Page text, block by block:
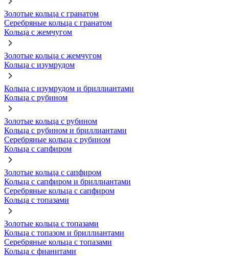
Золотые кольца с гранатом
Серебряные кольца с гранатом
Кольца с жемчугом
Золотые кольца с жемчугом
Кольца с изумрудом
Кольца с изумрудом и бриллиантами
Кольца с рубином
Золотые кольца с рубином
Кольца с рубином и бриллиантами
Серебряные кольца с рубином
Кольца с сапфиром
Золотые кольца с сапфиром
Кольца с сапфиром и бриллиантами
Серебряные кольца с сапфиром
Кольца с топазами
Золотые кольца с топазами
Кольца с топазом и бриллиантами
Серебряные кольца с топазами
Кольца с фианитами